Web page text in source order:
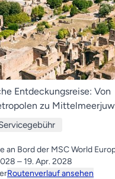
Entdeckungsreise: Von
zu
an Bord der MSC World
– 19. Apr. 2028
Routenverlauf ansehen